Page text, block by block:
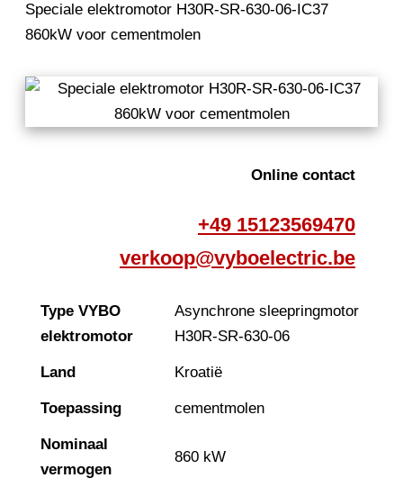
Speciale elektromotor H30R-SR-630-06-IC37
860kW voor cementmolen
Online contact
+49 15123569470
verkoop@vyboelectric.be
Type VYBO
elektromotor
Asynchrone sleepringmotor
H30R-SR-630-06
Land Kroatië
Toepassing cementmolen
Nominaal
vermogen
860 kW